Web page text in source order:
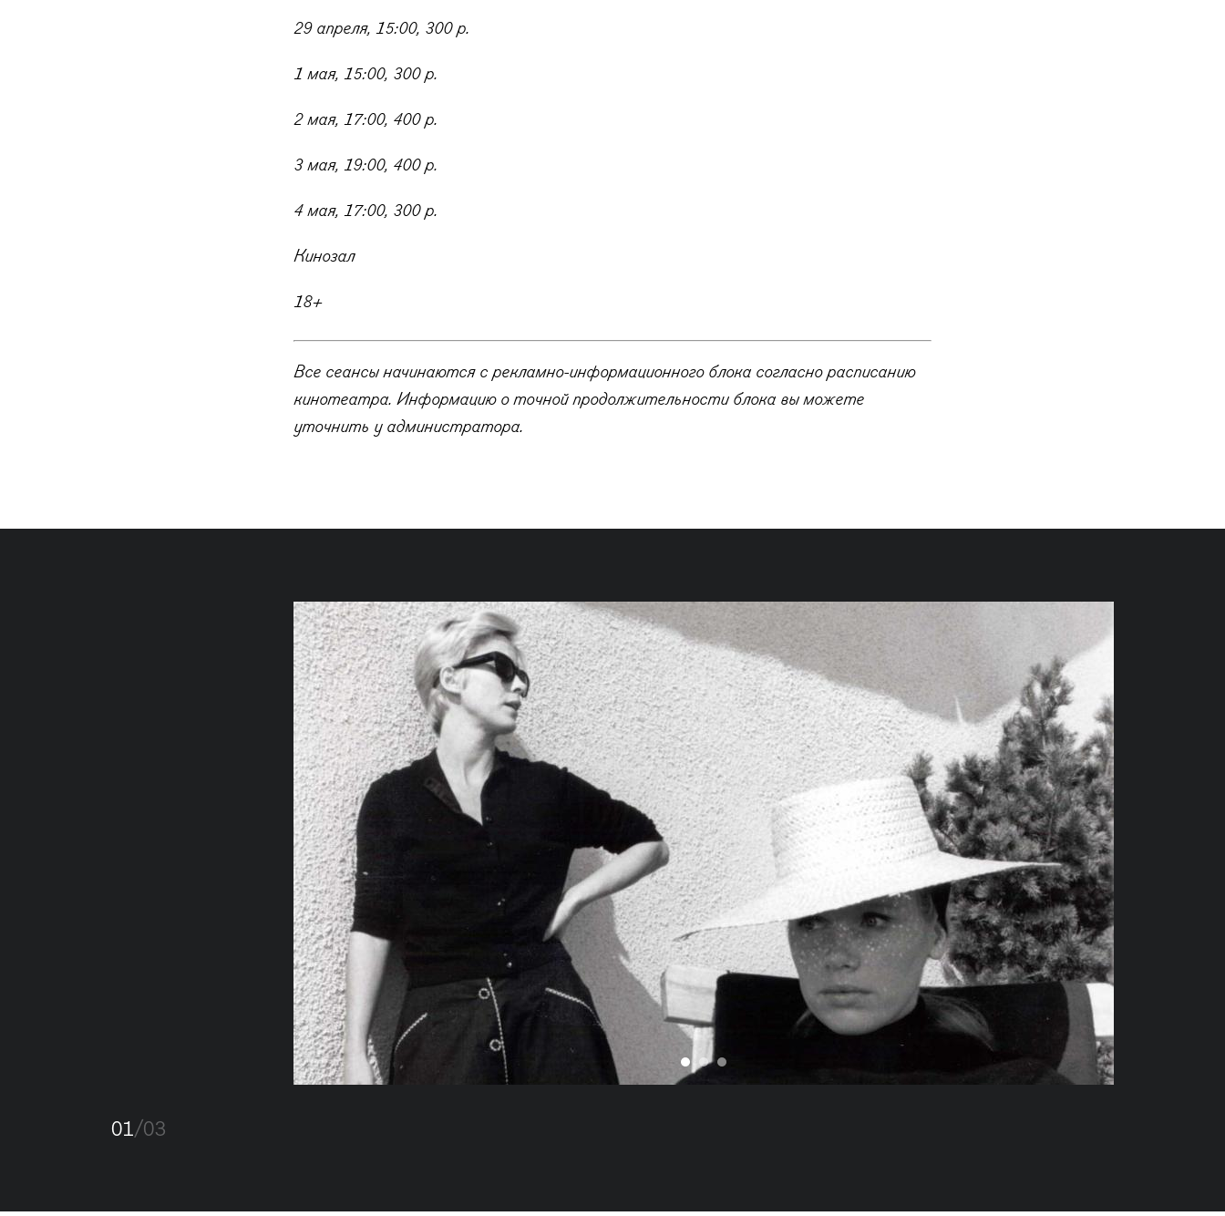
29 апреля, 15:00, 300 р.
1 мая, 15:00, 300 р.
2 мая, 17:00, 400 р.
3 мая, 19:00, 400 р.
4 мая, 17:00, 300 р.
Кинозал
18+
Все сеансы начинаются с рекламно-информационного блока согласно расписанию
кинотеатра. Информацию о точной продолжительности блока вы можете
уточнить у администратора.
01/03